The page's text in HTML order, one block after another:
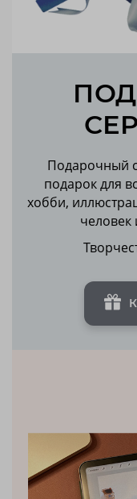
Подарочный
подарок для
хобби,
человек